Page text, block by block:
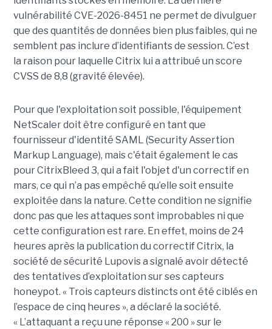
vulnérabilité CVE-2026-8451 ne permet de divulguer
que des quantités de données bien plus faibles, qui ne
semblent pas inclure d’identifiants de session. C’est
la raison pour laquelle Citrix lui a attribué un score
CVSS de 8,8 (gravité élevée).
Pour que l'exploitation soit possible, l'équipement
NetScaler doit être configuré en tant que
fournisseur d'identité SAML (Security Assertion
Markup Language), mais c'était également le cas
pour CitrixBleed 3, qui a fait l'objet d'un correctif en
mars, ce qui n’a pas empêché qu’elle soit ensuite
exploitée dans la nature. Cette condition ne signifie
donc pas que les attaques sont improbables ni que
cette configuration est rare. En effet, moins de 24
heures après la publication du correctif Citrix, la
société de sécurité Lupovis a signalé avoir détecté
des tentatives d’exploitation sur ses capteurs
honeypot. « Trois capteurs distincts ont été ciblés en
l’espace de cinq heures », a déclaré la société.
« L’attaquant a reçu une réponse « 200 » sur le